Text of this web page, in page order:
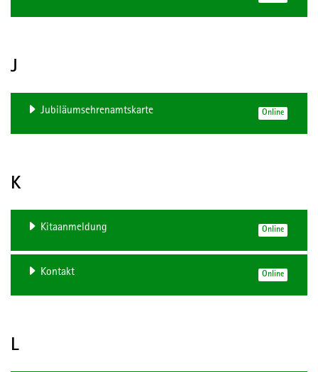
J
Jubiläumsehrenamtskarte Online
K
Kitaanmeldung Online
Kontakt Online
L